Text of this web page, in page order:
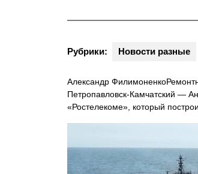
Рубрики: Новости разные
Александр
Петропавловск-Камчатский —
«Ростелекоме», который